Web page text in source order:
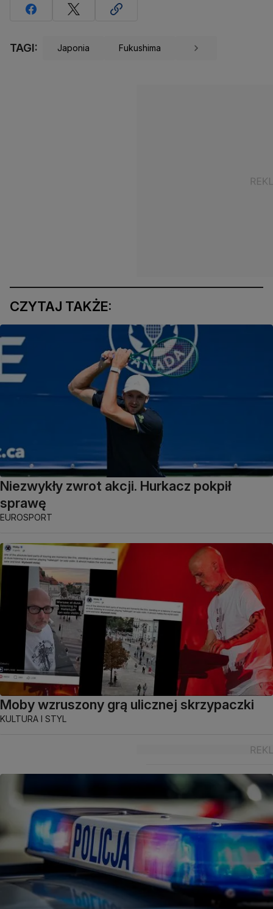
TAGI: Japonia Fukushima
CZYTAJ TAKŻE:
Niezwykły zwrot akcji. Hurkacz pokpił
sprawę
EUROSPORT
Moby wzruszony grą ulicznej skrzypaczki
KULTURA I STYL